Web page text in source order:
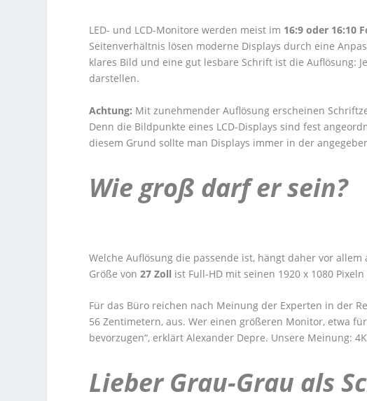
LED- und LCD-Monitore werden meist im 16:9 oder 16:10
Seitenverhältnis lösen moderne Displays durch eine
klares Bild und eine gut lesbare Schrift ist die Auflösung:
darstellen.
Achtung: Mit zunehmender Auflösung erscheinen
Denn die Bildpunkte eines LCD-Displays sind fest
diesem Grund sollte man Displays immer in der
Wie groß darf er sein?
Welche Auflösung die passende ist, hängt daher vor allem
Größe von27 Zoll ist Full-HD mit seinen 1920 x 1080
Für das Büro reichen nach Meinung der Experten in der
56 Zentimetern, aus. Wer einen größeren Monitor, etwa
bevorzugen“, erklärt Alexander Depre. Unsere Meinung:
Lieber Grau-Grau als